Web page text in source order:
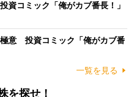
コミック「俺がカブ番長！」
意 投資コミック「俺がカブ番
一覧を見る
を探せ！